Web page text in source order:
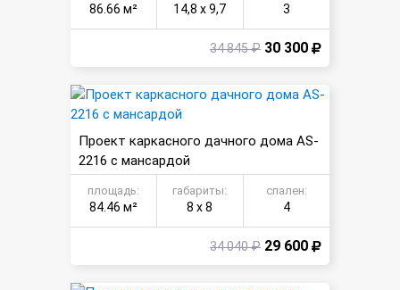
86.66 м² 14,8 х 9,7 3
34 845 ₽ 30 300
Проект каркасного дачного дома AS-
2216 с мансардой
площадь:
84.46 м²
габариты:
8 х 8
спален:
4
34 040 ₽ 29 600